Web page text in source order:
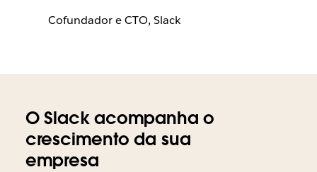
Cofundador e CTO, Slack
O Slack acompanha o
crescimento da sua
empresa